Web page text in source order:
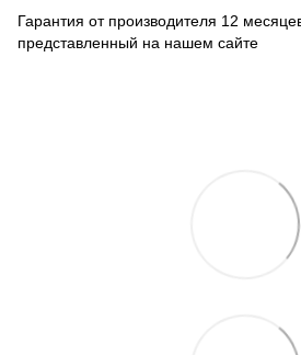
Гарантия от производителя 12
представленный на нашем сайте